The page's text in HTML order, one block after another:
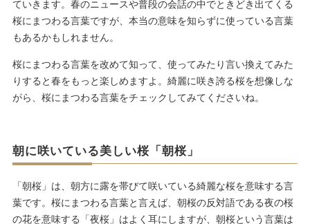
ていきます。春のニュースや普段の会話の中でときどき出てくる
桜にまつわる言葉ですが、本当の意味を知らずに使っている言葉
もあるかもしれません。
桜にまつわる言葉を改めて知って、使ってみたり言い換えてみた
りすると春をもっと楽しめますよ。綺麗に咲き誇る桜を想像しな
がら、桜にまつわる言葉をチェックしてみてくださいね。
朝に咲いている美しい桜「朝桜」
「朝桜」は、朝方に露を帯びて咲いている綺麗な桜を意味する言
葉です。桜にまつわる言葉と言えば、朝桜の反対語である夜の桜
の花を意味する「夜桜」はよく耳にしますが、朝桜という言葉は